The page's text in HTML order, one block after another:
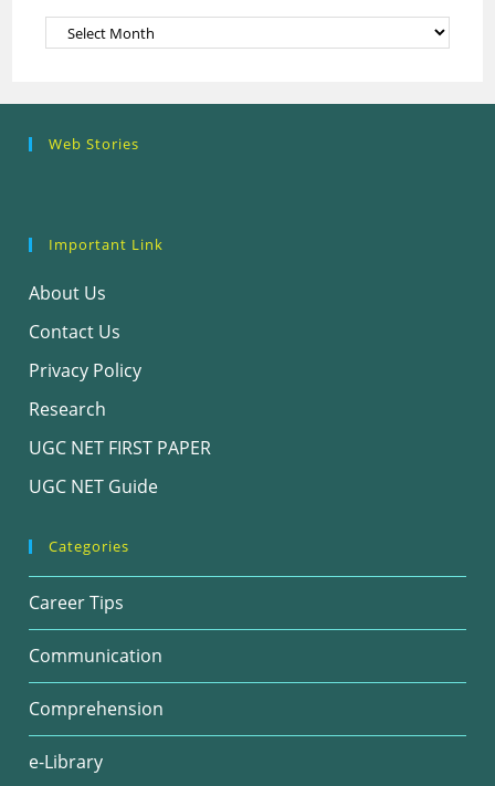
Archives
Web Stories
Ethics (शोध
Important Link
About Us
Contact Us
Privacy Policy
Research
UGC NET FIRST PAPER
UGC NET Guide
Categories
Career Tips
Communication
Comprehension
e-Library